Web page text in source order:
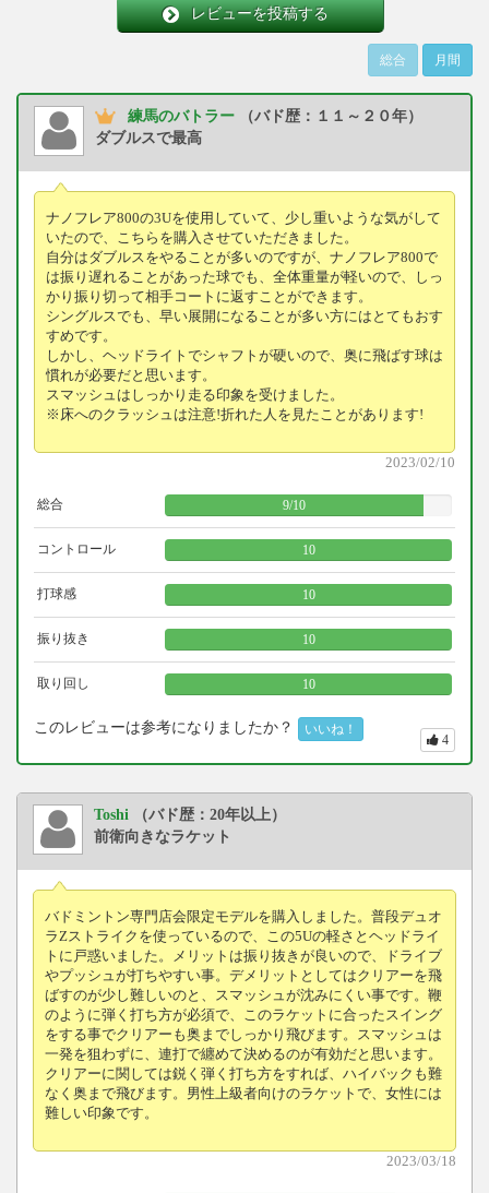
レビューを投稿する
総合 月間
練馬のバトラー
（バド歴：１１～２０年）
ダブルスで最高
ナノフレア800の3Uを使用していて、少し重いような気がして
いたので、こちらを購入させていただきました。
自分はダブルスをやることが多いのですが、ナノフレア800で
は振り遅れることがあった球でも、全体重量が軽いので、しっ
かり振り切って相手コートに返すことができます。
シングルスでも、早い展開になることが多い方にはとてもおす
すめです。
しかし、ヘッドライトでシャフトが硬いので、奥に飛ばす球は
慣れが必要だと思います。
スマッシュはしっかり走る印象を受けました。
※床へのクラッシュは注意!折れた人を見たことがあります!
2023/02/10
総合 9/10
コントロール 10
打球感 10
振り抜き 10
取り回し 10
このレビューは参考になりましたか？ いいね！
4
Toshi
（バド歴：20年以上）
前衛向きなラケット
バドミントン専門店会限定モデルを購入しました。普段デュオ
ラZストライクを使っているので、この5Uの軽さとヘッドライ
トに戸惑いました。メリットは振り抜きが良いので、ドライブ
やプッシュが打ちやすい事。デメリットとしてはクリアーを飛
ばすのが少し難しいのと、スマッシュが沈みにくい事です。鞭
のように弾く打ち方が必須で、このラケットに合ったスイング
をする事でクリアーも奥までしっかり飛びます。スマッシュは
一発を狙わずに、連打で纏めて決めるのが有効だと思います。
クリアーに関しては鋭く弾く打ち方をすれば、ハイバックも難
なく奥まで飛びます。男性上級者向けのラケットで、女性には
難しい印象です。
2023/03/18